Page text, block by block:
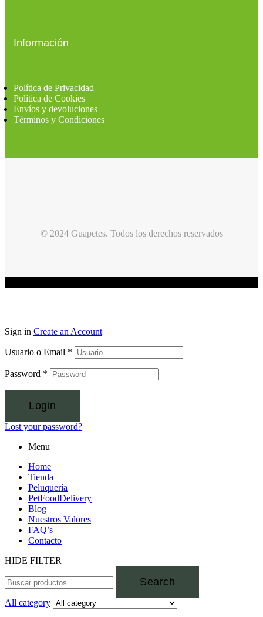
Información
Política de Privacidad
Política de Cookies
Envíos y devoluciones
Términos y Condiciones
© 2024 Guapetes. Todos los derechos reservados
Sign in Create an Account
Usuario o Email *
Password *
Login
Lost your password?
Menu
Home
Tienda
Peluquería
PetFoodDelivery
Blog
Nuestros Valores
FAQ’s
Contacto
HIDE FILTER
Search
All category